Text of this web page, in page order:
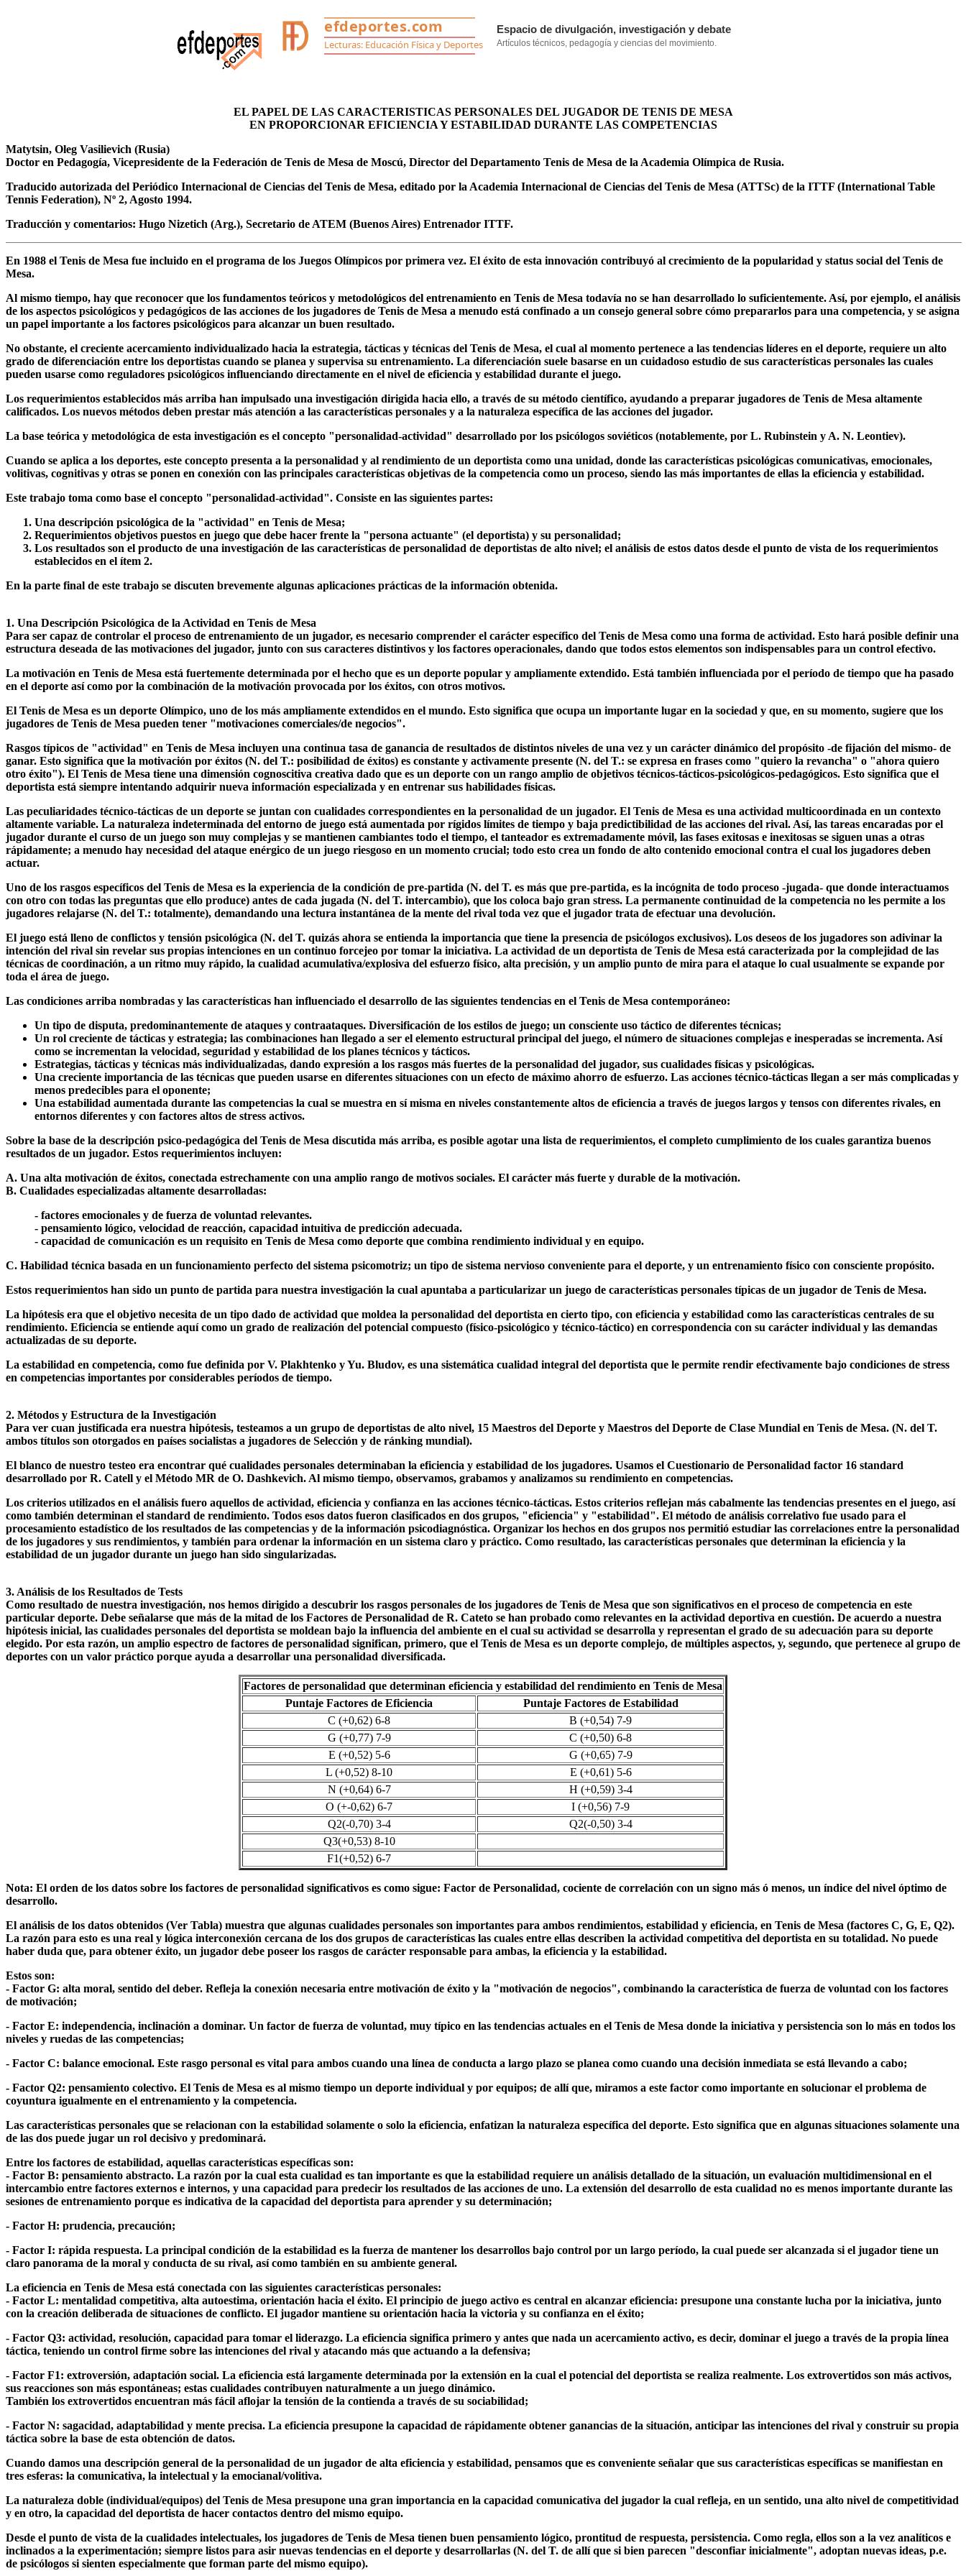
EL PAPEL DE LAS CARACTERISTICAS PERSONALES DEL JUGADOR DE TENIS DE MESA
EN PROPORCIONAR EFICIENCIA Y ESTABILIDAD DURANTE LAS COMPETENCIAS
Matytsin, Oleg Vasilievich (Rusia)
Doctor en Pedagogía, Vicepresidente de la Federación de Tenis de Mesa de Moscú, Director del Departamento Tenis de Mesa de la Academia Olímpica de Rusia.
Traducido autorizada del Periódico Internacional de Ciencias del Tenis de Mesa, editado por la Academia Internacional de Ciencias del Tenis de Mesa (ATTSc) de la ITTF (International Table
Tennis Federation), Nº 2, Agosto 1994.
Traducción y comentarios: Hugo Nizetich (Arg.), Secretario de ATEM (Buenos Aires) Entrenador ITTF.
En 1988 el Tenis de Mesa fue incluido en el programa de los Juegos Olímpicos por primera vez. El éxito de esta innovación contribuyó al crecimiento de la popularidad y status social del Tenis de
Mesa.
Al mismo tiempo, hay que reconocer que los fundamentos teóricos y metodológicos del entrenamiento en Tenis de Mesa todavía no se han desarrollado lo suficientemente. Así, por ejemplo, el análisis
de los aspectos psicológicos y pedagógicos de las acciones de los jugadores de Tenis de Mesa a menudo está confinado a un consejo general sobre cómo prepararlos para una competencia, y se asigna
un papel importante a los factores psicológicos para alcanzar un buen resultado.
No obstante, el creciente acercamiento individualizado hacia la estrategia, tácticas y técnicas del Tenis de Mesa, el cual al momento pertenece a las tendencias líderes en el deporte, requiere un alto
grado de diferenciación entre los deportistas cuando se planea y supervisa su entrenamiento. La diferenciación suele basarse en un cuidadoso estudio de sus características personales las cuales
pueden usarse como reguladores psicológicos influenciando directamente en el nivel de eficiencia y estabilidad durante el juego.
Los requerimientos establecidos más arriba han impulsado una investigación dirigida hacia ello, a través de su método científico, ayudando a preparar jugadores de Tenis de Mesa altamente
calificados. Los nuevos métodos deben prestar más atención a las características personales y a la naturaleza específica de las acciones del jugador.
La base teórica y metodológica de esta investigación es el concepto "personalidad-actividad" desarrollado por los psicólogos soviéticos (notablemente, por L. Rubinstein y A. N. Leontiev).
Cuando se aplica a los deportes, este concepto presenta a la personalidad y al rendimiento de un deportista como una unidad, donde las características psicológicas comunicativas, emocionales,
volitivas, cognitivas y otras se ponen en conexión con las principales características objetivas de la competencia como un proceso, siendo las más importantes de ellas la eficiencia y estabilidad.
Este trabajo toma como base el concepto "personalidad-actividad". Consiste en las siguientes partes:
Una descripción psicológica de la "actividad" en Tenis de Mesa;
Requerimientos objetivos puestos en juego que debe hacer frente la "persona actuante" (el deportista) y su personalidad;
Los resultados son el producto de una investigación de las características de personalidad de deportistas de alto nivel; el análisis de estos datos desde el punto de vista de los requerimientos
establecidos en el ítem 2.
En la parte final de este trabajo se discuten brevemente algunas aplicaciones prácticas de la información obtenida.
1. Una Descripción Psicológica de la Actividad en Tenis de Mesa
Para ser capaz de controlar el proceso de entrenamiento de un jugador, es necesario comprender el carácter específico del Tenis de Mesa como una forma de actividad. Esto hará posible definir una
estructura deseada de las motivaciones del jugador, junto con sus caracteres distintivos y los factores operacionales, dando que todos estos elementos son indispensables para un control efectivo.
La motivación en Tenis de Mesa está fuertemente determinada por el hecho que es un deporte popular y ampliamente extendido. Está también influenciada por el período de tiempo que ha pasado
en el deporte así como por la combinación de la motivación provocada por los éxitos, con otros motivos.
El Tenis de Mesa es un deporte Olímpico, uno de los más ampliamente extendidos en el mundo. Esto significa que ocupa un importante lugar en la sociedad y que, en su momento, sugiere que los
jugadores de Tenis de Mesa pueden tener "motivaciones comerciales/de negocios".
Rasgos típicos de "actividad" en Tenis de Mesa incluyen una continua tasa de ganancia de resultados de distintos niveles de una vez y un carácter dinámico del propósito -de fijación del mismo- de
ganar. Esto significa que la motivación por éxitos (N. del T.: posibilidad de éxitos) es constante y activamente presente (N. del T.: se expresa en frases como "quiero la revancha" o "ahora quiero
otro éxito"). El Tenis de Mesa tiene una dimensión cognoscitiva creativa dado que es un deporte con un rango amplio de objetivos técnicos-tácticos-psicológicos-pedagógicos. Esto significa que el
deportista está siempre intentando adquirir nueva información especializada y en entrenar sus habilidades físicas.
Las peculiaridades técnico-tácticas de un deporte se juntan con cualidades correspondientes en la personalidad de un jugador. El Tenis de Mesa es una actividad multicoordinada en un contexto
altamente variable. La naturaleza indeterminada del entorno de juego está aumentada por rígidos límites de tiempo y baja predictibilidad de las acciones del rival. Así, las tareas encaradas por el
jugador durante el curso de un juego son muy complejas y se mantienen cambiantes todo el tiempo, el tanteador es extremadamente móvil, las fases exitosas e inexitosas se siguen unas a otras
rápidamente; a menudo hay necesidad del ataque enérgico de un juego riesgoso en un momento crucial; todo esto crea un fondo de alto contenido emocional contra el cual los jugadores deben
actuar.
Uno de los rasgos específicos del Tenis de Mesa es la experiencia de la condición de pre-partida (N. del T. es más que pre-partida, es la incógnita de todo proceso -jugada- que donde interactuamos
con otro con todas las preguntas que ello produce) antes de cada jugada (N. del T. intercambio), que los coloca bajo gran stress. La permanente continuidad de la competencia no les permite a los
jugadores relajarse (N. del T.: totalmente), demandando una lectura instantánea de la mente del rival toda vez que el jugador trata de efectuar una devolución.
El juego está lleno de conflictos y tensión psicológica (N. del T. quizás ahora se entienda la importancia que tiene la presencia de psicólogos exclusivos). Los deseos de los jugadores son adivinar la
intención del rival sin revelar sus propias intenciones en un continuo forcejeo por tomar la iniciativa. La actividad de un deportista de Tenis de Mesa está caracterizada por la complejidad de las
técnicas de coordinación, a un ritmo muy rápido, la cualidad acumulativa/explosiva del esfuerzo físico, alta precisión, y un amplio punto de mira para el ataque lo cual usualmente se expande por
toda el área de juego.
Las condiciones arriba nombradas y las características han influenciado el desarrollo de las siguientes tendencias en el Tenis de Mesa contemporáneo:
Un tipo de disputa, predominantemente de ataques y contraataques. Diversificación de los estilos de juego; un consciente uso táctico de diferentes técnicas;
Un rol creciente de tácticas y estrategia; las combinaciones han llegado a ser el elemento estructural principal del juego, el número de situaciones complejas e inesperadas se incrementa. Así
como se incrementan la velocidad, seguridad y estabilidad de los planes técnicos y tácticos.
Estrategias, tácticas y técnicas más individualizadas, dando expresión a los rasgos más fuertes de la personalidad del jugador, sus cualidades físicas y psicológicas.
Una creciente importancia de las técnicas que pueden usarse en diferentes situaciones con un efecto de máximo ahorro de esfuerzo. Las acciones técnico-tácticas llegan a ser más complicadas y
menos predecibles para el oponente;
Una estabilidad aumentada durante las competencias la cual se muestra en sí misma en niveles constantemente altos de eficiencia a través de juegos largos y tensos con diferentes rivales, en
entornos diferentes y con factores altos de stress activos.
Sobre la base de la descripción psico-pedagógica del Tenis de Mesa discutida más arriba, es posible agotar una lista de requerimientos, el completo cumplimiento de los cuales garantiza buenos
resultados de un jugador. Estos requerimientos incluyen:
A. Una alta motivación de éxitos, conectada estrechamente con una amplio rango de motivos sociales. El carácter más fuerte y durable de la motivación.
B. Cualidades especializadas altamente desarrolladas:
- factores emocionales y de fuerza de voluntad relevantes.
- pensamiento lógico, velocidad de reacción, capacidad intuitiva de predicción adecuada.
- capacidad de comunicación es un requisito en Tenis de Mesa como deporte que combina rendimiento individual y en equipo.
C. Habilidad técnica basada en un funcionamiento perfecto del sistema psicomotriz; un tipo de sistema nervioso conveniente para el deporte, y un entrenamiento físico con consciente propósito.
Estos requerimientos han sido un punto de partida para nuestra investigación la cual apuntaba a particularizar un juego de características personales típicas de un jugador de Tenis de Mesa.
La hipótesis era que el objetivo necesita de un tipo dado de actividad que moldea la personalidad del deportista en cierto tipo, con eficiencia y estabilidad como las características centrales de su
rendimiento. Eficiencia se entiende aquí como un grado de realización del potencial compuesto (físico-psicológico y técnico-táctico) en correspondencia con su carácter individual y las demandas
actualizadas de su deporte.
La estabilidad en competencia, como fue definida por V. Plakhtenko y Yu. Bludov, es una sistemática cualidad integral del deportista que le permite rendir efectivamente bajo condiciones de stress
en competencias importantes por considerables períodos de tiempo.
2. Métodos y Estructura de la Investigación
Para ver cuan justificada era nuestra hipótesis, testeamos a un grupo de deportistas de alto nivel, 15 Maestros del Deporte y Maestros del Deporte de Clase Mundial en Tenis de Mesa. (N. del T.
ambos títulos son otorgados en países socialistas a jugadores de Selección y de ránking mundial).
El blanco de nuestro testeo era encontrar qué cualidades personales determinaban la eficiencia y estabilidad de los jugadores. Usamos el Cuestionario de Personalidad factor 16 standard
desarrollado por R. Catell y el Método MR de O. Dashkevich. Al mismo tiempo, observamos, grabamos y analizamos su rendimiento en competencias.
Los criterios utilizados en el análisis fuero aquellos de actividad, eficiencia y confianza en las acciones técnico-tácticas. Estos criterios reflejan más cabalmente las tendencias presentes en el juego, así
como también determinan el standard de rendimiento. Todos esos datos fueron clasificados en dos grupos, "eficiencia" y "estabilidad". El método de análisis correlativo fue usado para el
procesamiento estadístico de los resultados de las competencias y de la información psicodiagnóstica. Organizar los hechos en dos grupos nos permitió estudiar las correlaciones entre la personalidad
de los jugadores y sus rendimientos, y también para ordenar la información en un sistema claro y práctico. Como resultado, las características personales que determinan la eficiencia y la
estabilidad de un jugador durante un juego han sido singularizadas.
3. Análisis de los Resultados de Tests
Como resultado de nuestra investigación, nos hemos dirigido a descubrir los rasgos personales de los jugadores de Tenis de Mesa que son significativos en el proceso de competencia en este
particular deporte. Debe señalarse que más de la mitad de los Factores de Personalidad de R. Cateto se han probado como relevantes en la actividad deportiva en cuestión. De acuerdo a nuestra
hipótesis inicial, las cualidades personales del deportista se moldean bajo la influencia del ambiente en el cual su actividad se desarrolla y representan el grado de su adecuación para su deporte
elegido. Por esta razón, un amplio espectro de factores de personalidad significan, primero, que el Tenis de Mesa es un deporte complejo, de múltiples aspectos, y, segundo, que pertenece al grupo de
deportes con un valor práctico porque ayuda a desarrollar una personalidad diversificada.
Factores de personalidad que determinan eficiencia y estabilidad del rendimiento en Tenis de Mesa
Puntaje Factores de Eficiencia
Puntaje Factores de Estabilidad
C (+0,62) 6-8
B (+0,54) 7-9
G (+0,77) 7-9
C (+0,50) 6-8
E (+0,52) 5-6
G (+0,65) 7-9
L (+0,52) 8-10
E (+0,61) 5-6
N (+0,64) 6-7
H (+0,59) 3-4
O (+-0,62) 6-7
I (+0,56) 7-9
Q2(-0,70) 3-4
Q2(-0,50) 3-4
Q3(+0,53) 8-10
F1(+0,52) 6-7
Nota: El orden de los datos sobre los factores de personalidad significativos es como sigue: Factor de Personalidad, cociente de correlación con un signo más ó menos, un índice del nivel óptimo de
desarrollo.
El análisis de los datos obtenidos (Ver Tabla) muestra que algunas cualidades personales son importantes para ambos rendimientos, estabilidad y eficiencia, en Tenis de Mesa (factores C, G, E, Q2).
La razón para esto es una real y lógica interconexión cercana de los dos grupos de características las cuales entre ellas describen la actividad competitiva del deportista en su totalidad. No puede
haber duda que, para obtener éxito, un jugador debe poseer los rasgos de carácter responsable para ambas, la eficiencia y la estabilidad.
Estos son:
- Factor G: alta moral, sentido del deber. Refleja la conexión necesaria entre motivación de éxito y la "motivación de negocios", combinando la característica de fuerza de voluntad con los factores
de motivación;
- Factor E: independencia, inclinación a dominar. Un factor de fuerza de voluntad, muy típico en las tendencias actuales en el Tenis de Mesa donde la iniciativa y persistencia son lo más en todos los
niveles y ruedas de las competencias;
- Factor C: balance emocional. Este rasgo personal es vital para ambos cuando una línea de conducta a largo plazo se planea como cuando una decisión inmediata se está llevando a cabo;
- Factor Q2: pensamiento colectivo. El Tenis de Mesa es al mismo tiempo un deporte individual y por equipos; de allí que, miramos a este factor como importante en solucionar el problema de
coyuntura igualmente en el entrenamiento y la competencia.
Las características personales que se relacionan con la estabilidad solamente o solo la eficiencia, enfatizan la naturaleza específica del deporte. Esto significa que en algunas situaciones solamente una
de las dos puede jugar un rol decisivo y predominará.
Entre los factores de estabilidad, aquellas características específicas son:
- Factor B: pensamiento abstracto. La razón por la cual esta cualidad es tan importante es que la estabilidad requiere un análisis detallado de la situación, un evaluación multidimensional en el
intercambio entre factores externos e internos, y una capacidad para predecir los resultados de las acciones de uno. La extensión del desarrollo de esta cualidad no es menos importante durante las
sesiones de entrenamiento porque es indicativa de la capacidad del deportista para aprender y su determinación;
- Factor H: prudencia, precaución;
- Factor I: rápida respuesta. La principal condición de la estabilidad es la fuerza de mantener los desarrollos bajo control por un largo período, la cual puede ser alcanzada si el jugador tiene un
claro panorama de la moral y conducta de su rival, así como también en su ambiente general.
La eficiencia en Tenis de Mesa está conectada con las siguientes características personales:
- Factor L: mentalidad competitiva, alta autoestima, orientación hacia el éxito. El principio de juego activo es central en alcanzar eficiencia: presupone una constante lucha por la iniciativa, junto
con la creación deliberada de situaciones de conflicto. El jugador mantiene su orientación hacia la victoria y su confianza en el éxito;
- Factor Q3: actividad, resolución, capacidad para tomar el liderazgo. La eficiencia significa primero y antes que nada un acercamiento activo, es decir, dominar el juego a través de la propia línea
táctica, teniendo un control firme sobre las intenciones del rival y atacando más que actuando a la defensiva;
- Factor F1: extroversión, adaptación social. La eficiencia está largamente determinada por la extensión en la cual el potencial del deportista se realiza realmente. Los extrovertidos son más activos,
sus reacciones son más espontáneas; estas cualidades contribuyen naturalmente a un juego dinámico.
También los extrovertidos encuentran más fácil aflojar la tensión de la contienda a través de su sociabilidad;
- Factor N: sagacidad, adaptabilidad y mente precisa. La eficiencia presupone la capacidad de rápidamente obtener ganancias de la situación, anticipar las intenciones del rival y construir su propia
táctica sobre la base de esta obtención de datos.
Cuando damos una descripción general de la personalidad de un jugador de alta eficiencia y estabilidad, pensamos que es conveniente señalar que sus características específicas se manifiestan en
tres esferas: la comunicativa, la intelectual y la emocianal/volitiva.
La naturaleza doble (individual/equipos) del Tenis de Mesa presupone una gran importancia en la capacidad comunicativa del jugador la cual refleja, en un sentido, una alto nivel de competitividad
y en otro, la capacidad del deportista de hacer contactos dentro del mismo equipo.
Desde el punto de vista de la cualidades intelectuales, los jugadores de Tenis de Mesa tienen buen pensamiento lógico, prontitud de respuesta, persistencia. Como regla, ellos son a la vez analíticos e
inclinados a la experimentación; siempre listos para asir nuevas tendencias en el deporte y desarrollarlas (N. del T. de allí que si bien parecen "desconfiar inicialmente", adoptan nuevas ideas, p.e.
de psicólogos si sienten especialmente que forman parte del mismo equipo).